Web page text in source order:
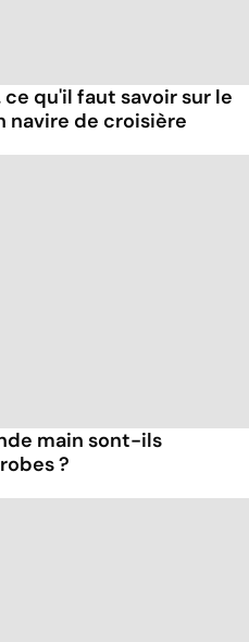
ce qu'il faut savoir sur le
navire de croisière
main sont-ils
?